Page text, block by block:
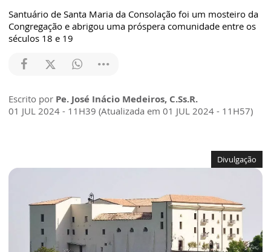
Santuário de Santa Maria da Consolação foi um mosteiro da
Congregação e abrigou uma próspera comunidade entre os
séculos 18 e 19
Escrito por Pe. José Inácio Medeiros, C.Ss.R.
01 JUL 2024 - 11H39 (Atualizada em 01 JUL 2024 - 11H57)
Divulgação